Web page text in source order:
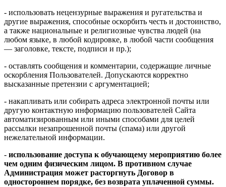
- использовать нецензурные выражения и ругательства и
другие выражения, способные оскорбить честь и достоинство,
а также национальные и религиозные чувства людей (на
любом языке, в любой кодировке, в любой части сообщения
— заголовке, тексте, подписи и пр.);
- оставлять сообщения и комментарии, содержащие личные
оскорбления Пользователей. Допускаются корректно
высказанные претензии с аргументацией;
- накапливать или собирать адреса электронной почты или
другую контактную информацию пользователей Сайта
автоматизированным или иными способами для целей
рассылки незапрошенной почты (спама) или другой
нежелательной информации.
- использование доступа к обучающему мероприятию более
чем одним физическим лицом. В противном случае
Администрация может расторгнуть Договор в
одностороннем порядке, без возврата уплаченной суммы.